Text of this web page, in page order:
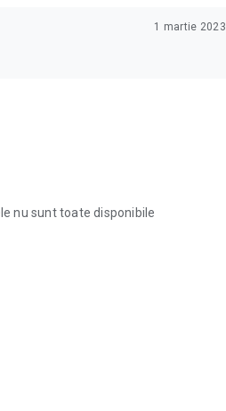
1 martie 2023
nu sunt toate disponibile